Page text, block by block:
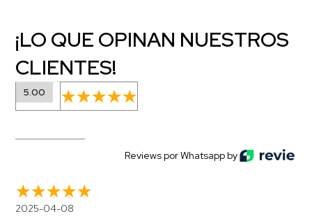
¡LO QUE OPINAN NUESTROS
CLIENTES!
5.00
Reviews por Whatsapp by
2025-04-08